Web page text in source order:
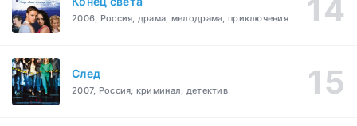
2006, Россия, драма, мелодрама, приключения
След
2007, Россия, криминал, детектив